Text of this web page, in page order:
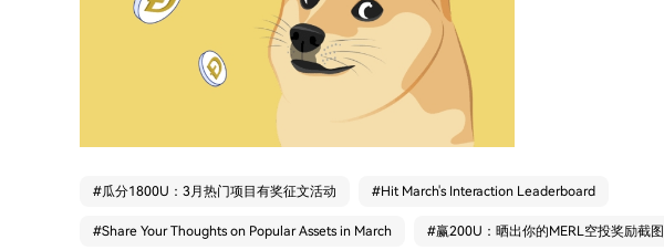
#瓜分1800U：3月热门项目有奖征文活动 #Hit March's Interaction Leaderboard
#Share Your Thoughts on Popular Assets in March #赢200U：晒出你的MERL空投奖励截图